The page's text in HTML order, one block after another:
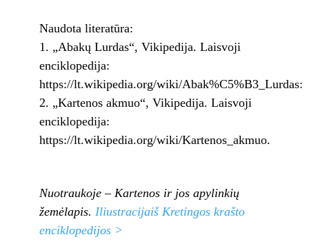
Naudota literatūra:
„Abakų Lurdas“, Vikipedija. Laisvoji
enciklopedija:
https://lt.wikipedia.org/wiki/Abak%C5%B3_Lurdas:
„Kartenos akmuo“, Vikipedija. Laisvoji
enciklopedija:
https://lt.wikipedia.org/wiki/Kartenos_akmuo.
Nuotraukoje – Kartenos ir jos apylinkių
žemėlapis. Iliustracijaiš Kretingos krašto
enciklopedijos >